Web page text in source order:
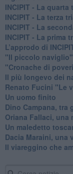
INCIPIT - La quarta
INCIPIT - La terza
INCIPIT - La
INCIPIT - La prima
L’approdo di
​"Il piccolo
​"Cronache di
​Il più longevo dei
Renato Fucini "Le
Un uomo finito
​Dino Campana, tra
​Oriana Fallaci, una
​Un maledetto
​Dacia Maraini, una
​Il viareggino che